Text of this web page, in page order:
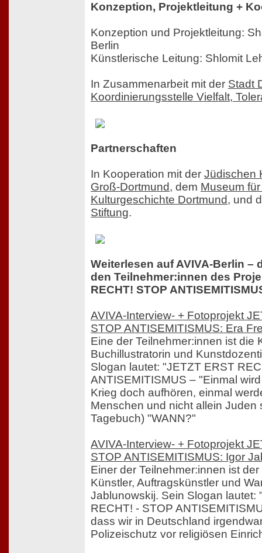
Konzeption, Projektleitung +
Konzeption und Projektleitung:
Berlin
Künstlerische Leitung: Shlomit
In Zusammenarbeit mit der Stadt
Koordinierungsstelle Vielfalt,
Partnerschaften
In Kooperation mit der Jüdischen
Groß-Dortmund, dem Museum
Kulturgeschichte Dortmund, und
Stiftung.
Weiterlesen auf AVIVA-Berlin –
den Teilnehmer:innen des
RECHT! STOP
AVIVA-Interview- + Fotoprojekt
STOP ANTISEMITISMUS: Era
Eine der Teilnehmer:innen ist die
Buchillustratorin und
Slogan lautet: "JETZT ERST
ANTISEMITISMUS – "Einmal
Krieg doch aufhören, einmal
Menschen und nicht allein Juden
Tagebuch) "WANN?"
AVIVA-Interview- + Fotoprojekt
STOP ANTISEMITISMUS: Igor
Einer der Teilnehmer:innen ist
Künstler, Auftragskünstler und
Jablunowskij. Sein Slogan lautet:
RECHT! - STOP
dass wir in Deutschland
Polizeischutz vor religiösen